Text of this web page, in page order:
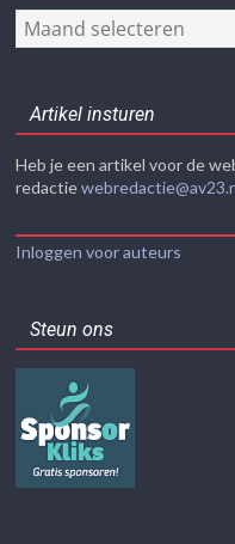
Nieuwsarchief
Artikel insturen
Heb je een artikel voor de
redactie
Inloggen voor auteurs
Steun ons